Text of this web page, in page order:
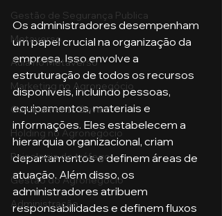
Gestão de Segurança Publica
Metaverso
Aula no Metaverso
Marketing no Agronegócio
Confinamento Bovino
Holding no Agronegócio
Psicologia de tráfego
Gestão do Agronegócio
Administração
Os administradores desempenham
um papel crucial na organização da
empresa. Isso envolve a
estruturação de todos os recursos
disponíveis, incluindo pessoas,
equipamentos, materiais e
informações. Eles estabelecem a
hierarquia organizacional, criam
departamentos e definem áreas de
atuação. Além disso, os
administradores atribuem
responsabilidades e definem fluxos